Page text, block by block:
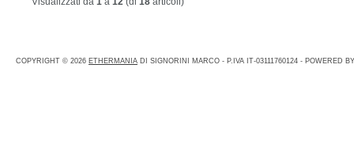
COPYRIGHT © 2026 ETHERMANIA DI SIGNORINI MARCO - P.IVA IT-03111760124 - POWERED